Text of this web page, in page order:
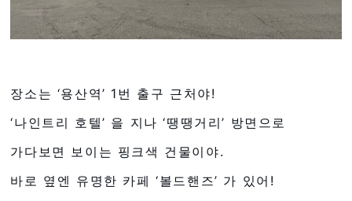
장소는 ‘용산역’ 1번 출구 근처야!
‘나인트리 호텔’ 을 지나 ‘땡땡거리’ 방면으로
가다보면 보이는 핑크색 건물이야.
바로 옆엔 유명한 카페 ‘볼드핸즈’ 가 있어!